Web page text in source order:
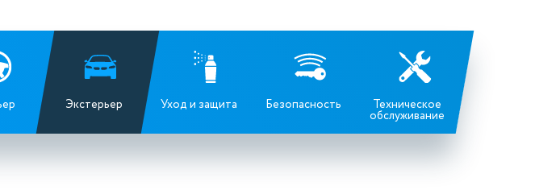
Экстерьер Уход и защита Безопасность Техническое
обслуживание